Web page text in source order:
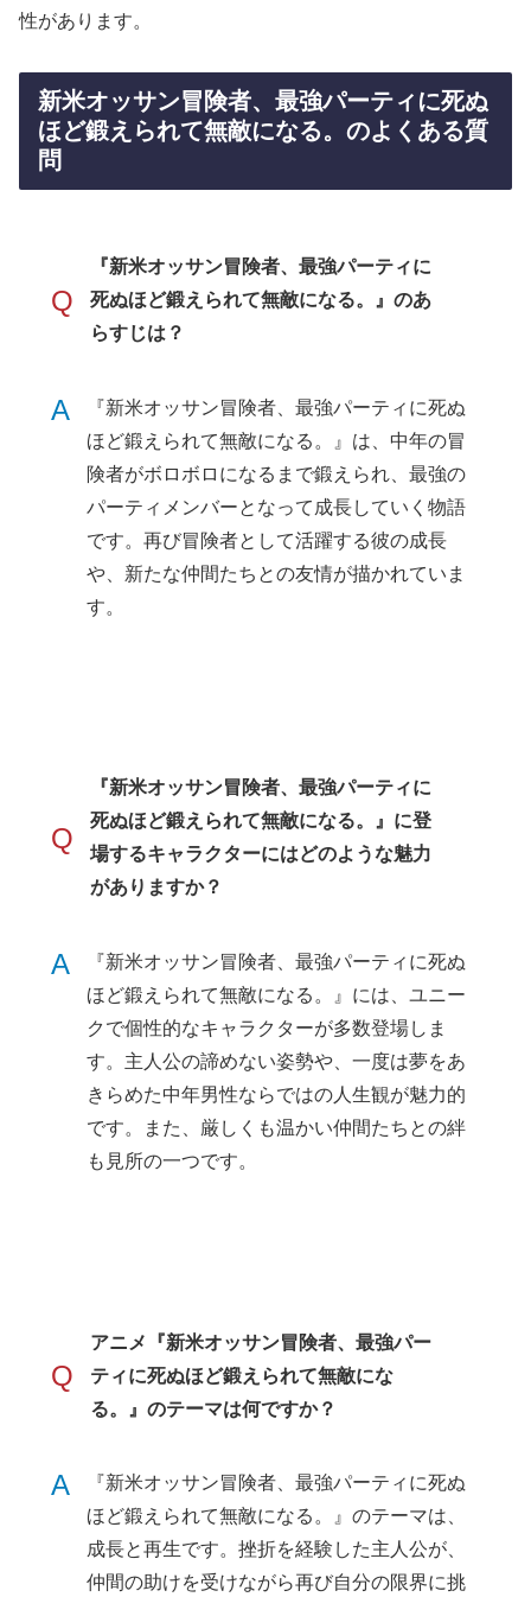
性があります。
新米オッサン冒険者、最強パーティに死ぬ
ほど鍛えられて無敵になる。のよくある質
問
Q
『新米オッサン冒険者、最強パーティに
死ぬほど鍛えられて無敵になる。』のあ
らすじは？
A
『新米オッサン冒険者、最強パーティに死ぬ
ほど鍛えられて無敵になる。』は、中年の冒
険者がボロボロになるまで鍛えられ、最強の
パーティメンバーとなって成長していく物語
です。再び冒険者として活躍する彼の成長
や、新たな仲間たちとの友情が描かれていま
す。
Q
『新米オッサン冒険者、最強パーティに
死ぬほど鍛えられて無敵になる。』に登
場するキャラクターにはどのような魅力
がありますか？
A
『新米オッサン冒険者、最強パーティに死ぬ
ほど鍛えられて無敵になる。』には、ユニー
クで個性的なキャラクターが多数登場しま
す。主人公の諦めない姿勢や、一度は夢をあ
きらめた中年男性ならではの人生観が魅力的
です。また、厳しくも温かい仲間たちとの絆
も見所の一つです。
Q
アニメ『新米オッサン冒険者、最強パー
ティに死ぬほど鍛えられて無敵にな
る。』のテーマは何ですか？
A
『新米オッサン冒険者、最強パーティに死ぬ
ほど鍛えられて無敵になる。』のテーマは、
成長と再生です。挫折を経験した主人公が、
仲間の助けを受けながら再び自分の限界に挑